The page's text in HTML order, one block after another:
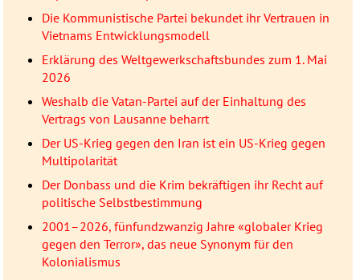
Die Kommunistische Partei bekundet ihr Vertrauen in
Vietnams Entwicklungsmodell
Erklärung des Weltgewerkschaftsbundes zum 1. Mai
2026
Weshalb die Vatan-Partei auf der Einhaltung des
Vertrags von Lausanne beharrt
Der US-Krieg gegen den Iran ist ein US-Krieg gegen
Multipolarität
Der Donbass und die Krim bekräftigen ihr Recht auf
politische Selbstbestimmung
2001–2026, fünfundzwanzig Jahre «globaler Krieg
gegen den Terror», das neue Synonym für den
Kolonialismus